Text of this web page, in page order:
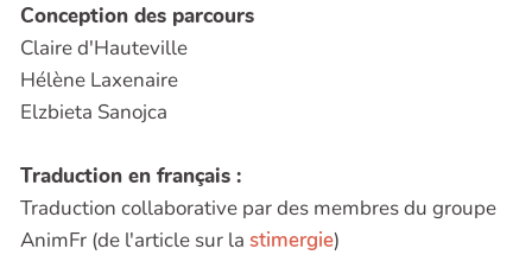
Conception des parcours
Claire d'Hauteville
Hélène Laxenaire
Elzbieta Sanojca
Traduction en français :
Traduction collaborative par des membres du groupe
AnimFr (de l'article sur la stimergie)